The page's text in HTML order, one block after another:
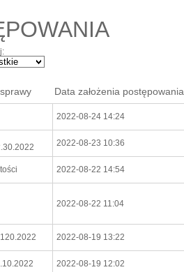
Data założenia postępowania
2022-08-24 14:24
2022-08-23 10:36
2022-08-22 14:54
2022-08-22 11:04
2022-08-19 13:22
2022-08-19 12:02